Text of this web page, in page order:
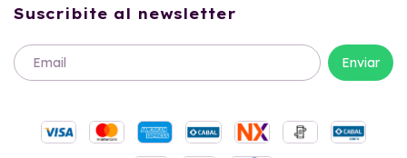
Suscribite al newsletter